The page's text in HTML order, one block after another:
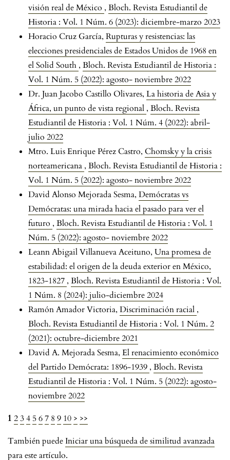
visión real de México , Bloch. Revista Estudiantil de
Historia : Vol. 1 Núm. 6 (2023): diciembre-marzo 2023
Horacio Cruz García, Rupturas y resistencias: las
elecciones presidenciales de Estados Unidos de 1968 en
el Solid South , Bloch. Revista Estudiantil de Historia :
Vol. 1 Núm. 5 (2022): agosto- noviembre 2022
Dr. Juan Jacobo Castillo Olivares, La historia de Asia y
África, un punto de vista regional , Bloch. Revista
Estudiantil de Historia : Vol. 1 Núm. 4 (2022): abril-
julio 2022
Mtro. Luis Enrique Pérez Castro, Chomsky y la crisis
norteamericana , Bloch. Revista Estudiantil de Historia :
Vol. 1 Núm. 5 (2022): agosto- noviembre 2022
David Alonso Mejorada Sesma, Demócratas vs
Demócratas: una mirada hacia el pasado para ver el
futuro , Bloch. Revista Estudiantil de Historia : Vol. 1
Núm. 5 (2022): agosto- noviembre 2022
Leann Abigail Villanueva Aceituno, Una promesa de
estabilidad: el origen de la deuda exterior en México,
1823-1827 , Bloch. Revista Estudiantil de Historia : Vol.
1 Núm. 8 (2024): julio-diciembre 2024
Ramón Amador Victoria, Discriminación racial ,
Bloch. Revista Estudiantil de Historia : Vol. 1 Núm. 2
(2021): octubre-diciembre 2021
David A. Mejorada Sesma, El renacimiento económico
del Partido Demócrata: 1896-1939 , Bloch. Revista
Estudiantil de Historia : Vol. 1 Núm. 5 (2022): agosto-
noviembre 2022
1 234 567 8 9 10 > >>
También puede Iniciar una búsqueda de similitud avanzada
para este artículo.